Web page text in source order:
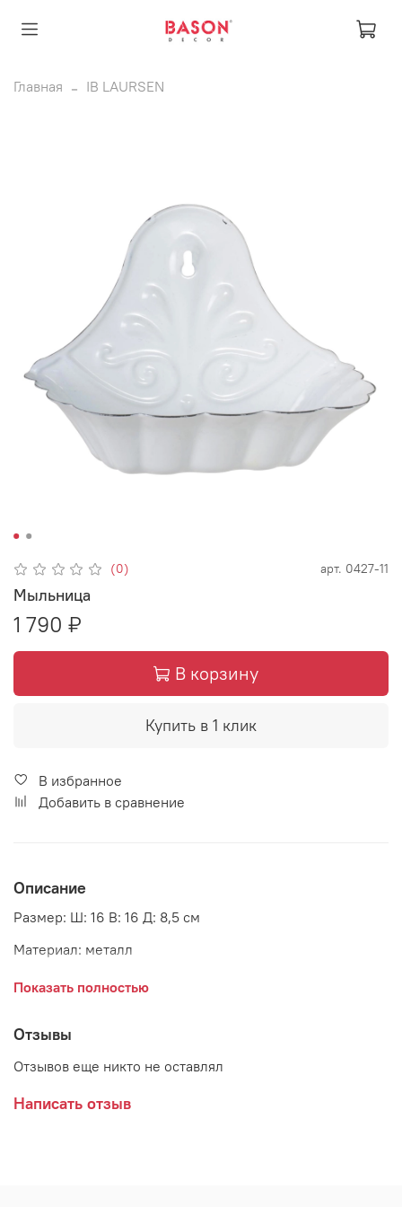
Главная IB LAURSEN
(0) арт. 0427-11
Мыльница
1 790 ₽
В корзину
Купить в 1 клик
В избранное
Добавить в сравнение
Описание
Размер: Ш: 16 В: 16 Д: 8,5 см
Материал: металл
Страна: Дания
Показать полностью
Отзывы
Отзывов еще никто не оставлял
Написать отзыв